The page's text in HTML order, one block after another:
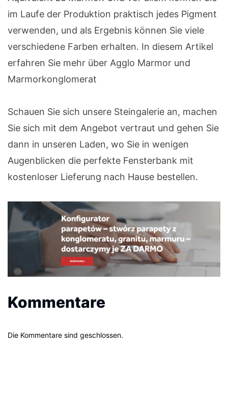
im Laufe der Produktion praktisch jedes Pigment
verwenden, und als Ergebnis können Sie viele
verschiedene Farben erhalten. In diesem Artikel
erfahren Sie mehr über Agglo Marmor und
Marmorkonglomerat
Schauen Sie sich unsere Steingalerie an, machen
Sie sich mit dem Angebot vertraut und gehen Sie
dann in unseren Laden, wo Sie in wenigen
Augenblicken die perfekte Fensterbank mit
kostenloser Lieferung nach Hause bestellen.
Kommentare
Die Kommentare sind geschlossen.